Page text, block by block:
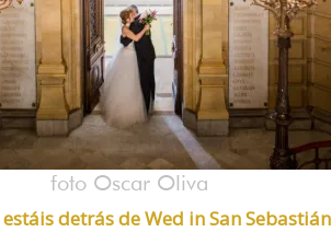
foto Oscar Oliva
detrás de Wed in San